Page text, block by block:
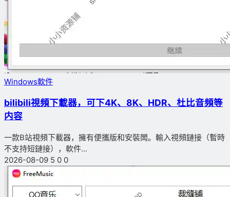
Windows軟件
bilibili視頻下載器，可下4K、8K、HDR、杜比音頻等
内容
一款B站視頻下載器，擁有便攜版和安裝闆。輸入視頻鏈接（暫時
不支持短鏈接），軟件...
2026-08-09 5 0 0